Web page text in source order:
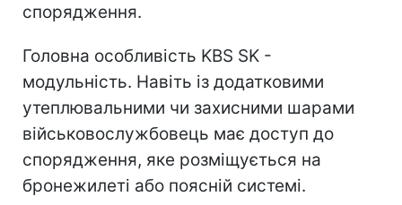
спорядження.
Головна особливість KBS SK -
модульність. Навіть із додатковими
утеплювальними чи захисними шарами
військовослужбовець має доступ до
спорядження, яке розміщується на
бронежилеті або поясній системі.